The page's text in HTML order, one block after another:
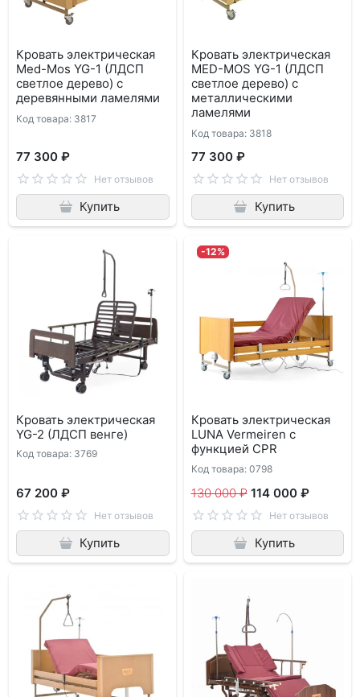
Кровать электрическая
Med-Mos YG-1 (ЛДСП
светлое дерево) с
деревянными ламелями
Код товара: 3817
77 300 ₽
Нет отзывов
Купить
Кровать электрическая
MED-MOS YG-1 (ЛДСП
светлое дерево) с
металлическими
ламелями
Код товара: 3818
77 300 ₽
Нет отзывов
Купить
Кровать электрическая
YG-2 (ЛДСП венге)
Код товара: 3769
67 200 ₽
Нет отзывов
Купить
-12%
Кровать электрическая
LUNA Vermeiren с
функцией CPR
Код товара: 0798
130 000 ₽ 114 000 ₽
Нет отзывов
Купить